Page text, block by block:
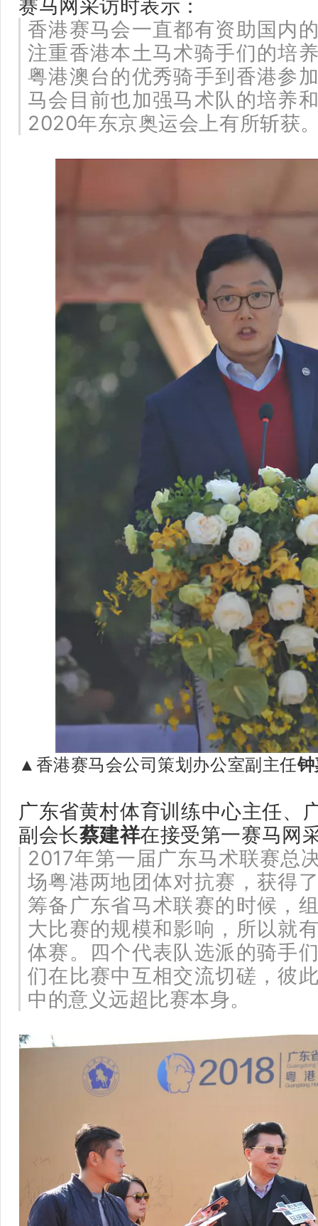
赛马网采访时表示：
香港赛马会一直都有资助国内
注重香港本土马术骑手们的培
粤港澳台的优秀骑手到香港参
马会目前也加强马术队的培养
2020年东京奥运会上有所斩获
▲ 香港赛马会公司策划办公室副主任
广东省黄村体育训练中心主任、
副会长蔡建祥在接受第一赛马网
2017年第一届广东马术联赛总
场粤港两地团体对抗赛，获得
筹备广东省马术联赛的时候，
大比赛的规模和影响，所以就
体赛。四个代表队选派的骑手
们在比赛中互相交流切磋，彼
中的意义远超比赛本身。